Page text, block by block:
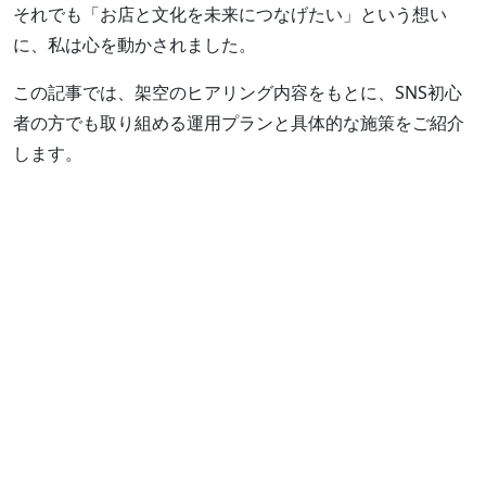
それでも「お店と文化を未来につなげたい」という想い
に、私は心を動かされました。
この記事では、架空のヒアリング内容をもとに、SNS初心
者の方でも取り組める運用プランと具体的な施策をご紹介
します。